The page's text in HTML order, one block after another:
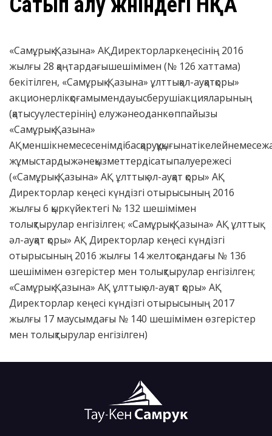
«Самұрық-Қазына» АҚДиректорларкеңесінің 2016
жылғы 28 қаңтардағышешімімен (№ 126 хаттама)
бекітілген, «Самұрық-Қазына» ұлттықәл-ауқатқоры»
акционерлікқоғамымендауысберушіакцияларының
(қатысуүлестерінің) елужәнеоданкөппайызы
«Самұрық-Қазына»
жұмыстардыжәнеқызметтердісатыпалуережесі
(«Самұрық-Қазына» АҚ ұлттық әл-ауқат қоры» АҚ
Директорлар кеңесі күндізгі отырысының 2016
жылғы 6 қыркүйектегі № 132 шешімімен
толықтырулар енгізілген; «Самұрық-Қазына» АҚ ұлттық
әл-ауқат қоры» АҚ Директорлар кеңесі күндізгі
отырысының 2016 жылғы 14 желтоқсандағы № 136
шешімімен өзгерістер мен толықтырулар енгізілген;
«Самұрық-Қазына» АҚ ұлттық әл-ауқат қоры» АҚ
Директорлар кеңесі күндізгі отырысының 2017
жылғы 17 маусымдағы № 140 шешімімен өзгерістер
мен толықтырулар енгізілген)